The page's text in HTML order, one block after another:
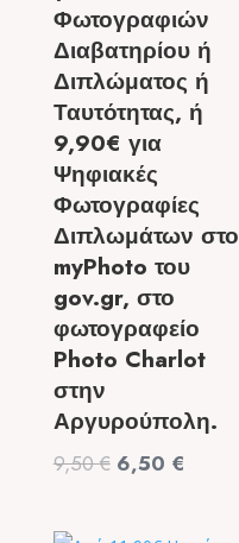
Φωτογραφιών
Διαβατηρίου ή
Διπλώματος ή
Ταυτότητας, ή
9,90€ για
Ψηφιακές
Φωτογραφίες
Διπλωμάτων στο
myPhoto του
gov.gr, στο
φωτογραφείο
Photo Charlot
στην
Αργυρούπολη.
9,50€ Original
6,50 €